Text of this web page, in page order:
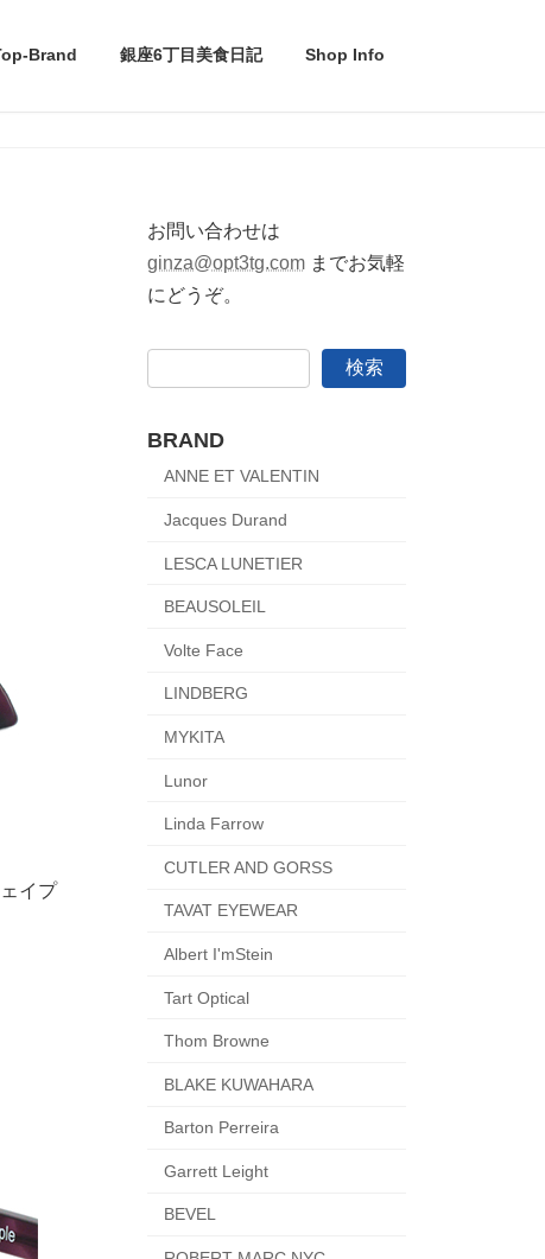
Brand 銀座6丁目美食日記 Shop Info
イプ
お問い合わせは
ginza@opt3tg.comまでお気軽
にどうぞ。
検索
BRAND
ANNE ET VALENTIN
Jacques Durand
LESCA LUNETIER
BEAUSOLEIL
Volte Face
LINDBERG
MYKITA
Lunor
Linda Farrow
CUTLER AND GORSS
TAVAT EYEWEAR
Albert I'mStein
Tart Optical
Thom Browne
BLAKE KUWAHARA
Barton Perreira
Garrett Leight
BEVEL